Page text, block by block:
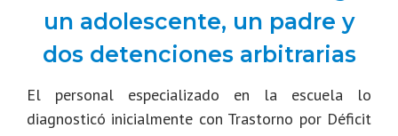
un adolescente, un padre y
dos detenciones arbitrarias
El personal especializado en la escuela lo
diagnosticó inicialmente con Trastorno por Déficit